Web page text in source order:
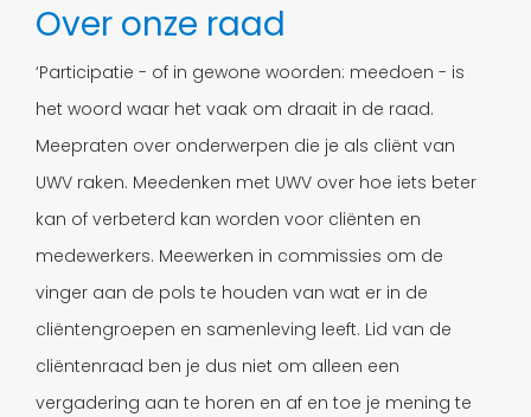
Over onze raad
‘Participatie - of in gewone woorden: meedoen - is
het woord waar het vaak om draait in de raad.
Meepraten over onderwerpen die je als cliënt van
UWV raken. Meedenken met UWV over hoe iets beter
kan of verbeterd kan worden voor cliënten en
medewerkers. Meewerken in commissies om de
vinger aan de pols te houden van wat er in de
cliëntengroepen en samenleving leeft. Lid van de
cliëntenraad ben je dus niet om alleen een
vergadering aan te horen en af en toe je mening te